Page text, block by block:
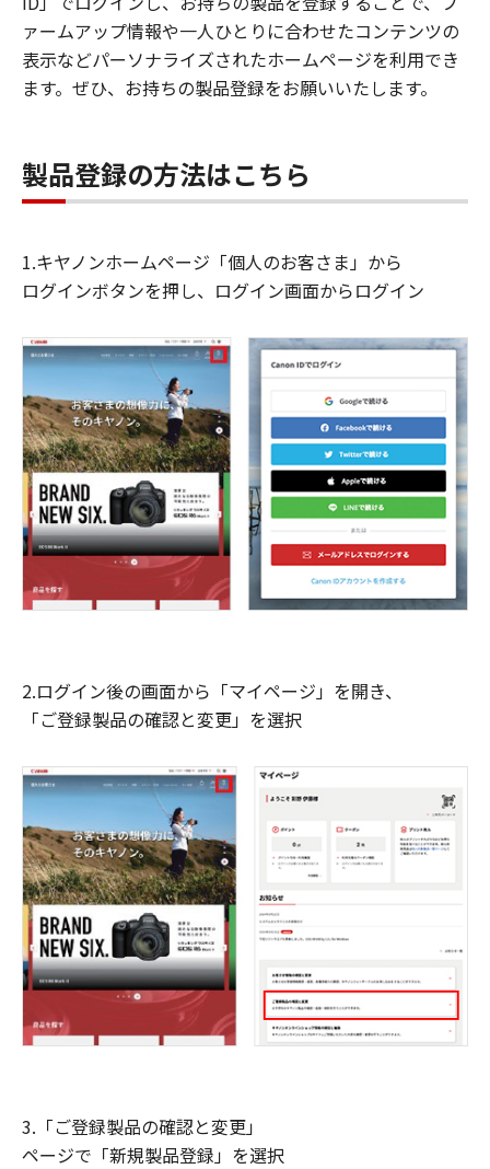
ァームアップ情報や一人ひとりに合わせたコンテンツの
表示などパーソナライズされたホームページを利用でき
ます。ぜひ、お持ちの製品登録をお願いいたします。
製品登録の方法はこちら
1.キヤノンホームページ「個人のお客さま」から
ログインボタンを押し、ログイン画面からログイン
2.ログイン後の画面から「マイページ」を開き、
「ご登録製品の確認と変更」を選択
3.「ご登録製品の確認と変更」
ページで「新規製品登録」を選択